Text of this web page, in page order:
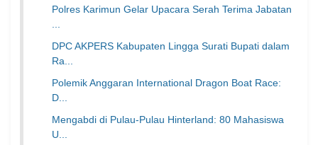
Polres Karimun Gelar Upacara Serah Terima Jabatan
...
DPC AKPERS Kabupaten Lingga Surati Bupati dalam
Ra...
Polemik Anggaran International Dragon Boat Race:
D...
Mengabdi di Pulau-Pulau Hinterland: 80 Mahasiswa
U...